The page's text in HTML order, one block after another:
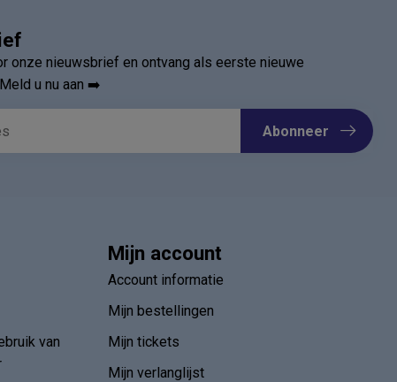
onze nieuwsbrief en ontvang als eerste nieuwe
u nu aan ➡️
Abonneer
van
Mijn account
Account informatie
Mijn bestellingen
Mijn tickets
Mijn verlanglijst